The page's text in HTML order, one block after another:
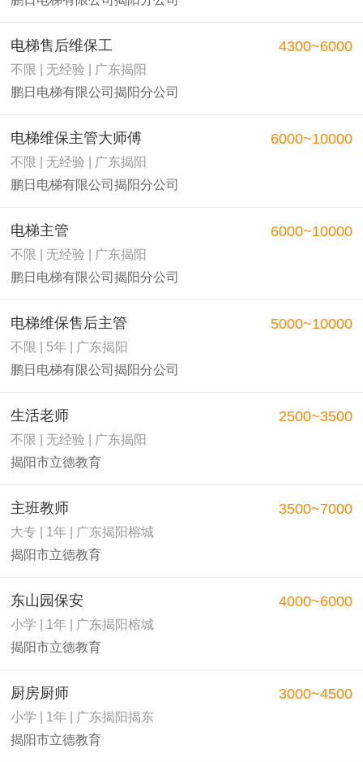
电梯售后维保工
不限 | 无经验 | 广东揭阳
鹏日电梯有限公司揭阳分公司
4300~6000
电梯维保主管大师傅
不限 | 无经验 | 广东揭阳
鹏日电梯有限公司揭阳分公司
6000~10000
电梯主管
不限 | 无经验 | 广东揭阳
鹏日电梯有限公司揭阳分公司
6000~10000
电梯维保售后主管
不限 | 5年 | 广东揭阳
鹏日电梯有限公司揭阳分公司
5000~10000
生活老师
不限 | 无经验 | 广东揭阳
揭阳市立德教育
2500~3500
主班教师
大专 | 1年 | 广东揭阳榕城
揭阳市立德教育
3500~7000
东山园保安
小学 | 1年 | 广东揭阳榕城
揭阳市立德教育
4000~6000
厨房厨师
小学 | 1年 | 广东揭阳揭东
揭阳市立德教育
3000~4500